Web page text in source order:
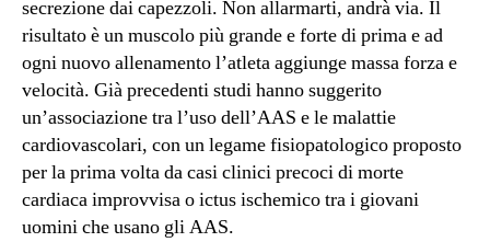
secrezione dai capezzoli. Non allarmarti, andrà via. Il
risultato è un muscolo più grande e forte di prima e ad
ogni nuovo allenamento l’atleta aggiunge massa forza e
velocità. Già precedenti studi hanno suggerito
un’associazione tra l’uso dell’AAS e le malattie
cardiovascolari, con un legame fisiopatologico proposto
per la prima volta da casi clinici precoci di morte
cardiaca improvvisa o ictus ischemico tra i giovani
uomini che usano gli AAS.